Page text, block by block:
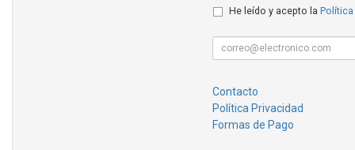
He leído y acepto la Política
Contacto
Política Privacidad
Formas de Pago